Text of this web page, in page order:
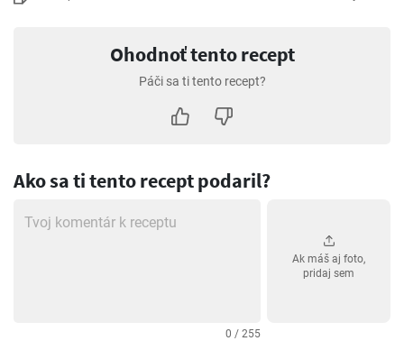
Ohodnoť tento recept
Páči sa ti tento recept?
Ako sa ti tento recept podaril?
0 / 255
Ak máš aj foto,
pridaj sem